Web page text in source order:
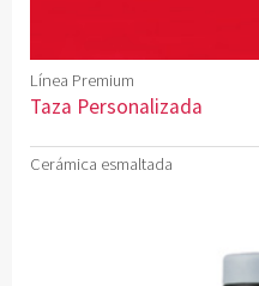
Línea Premium
Taza Personalizada
Cerámica esmaltada